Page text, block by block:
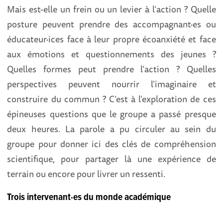
Mais est-elle un frein ou un levier à l’action ? Quelle
posture peuvent prendre des accompagnant·es ou
éducateur·ices face à leur propre écoanxiété et face
aux émotions et questionnements des jeunes ?
Quelles formes peut prendre l’action ? Quelles
perspectives peuvent nourrir l’imaginaire et
construire du commun ? C’est à l’exploration de ces
épineuses questions que le groupe a passé presque
deux heures. La parole a pu circuler au sein du
groupe pour donner ici des clés de compréhension
scientifique, pour partager là une expérience de
terrain ou encore pour livrer un ressenti.
Trois intervenant·es du monde académique